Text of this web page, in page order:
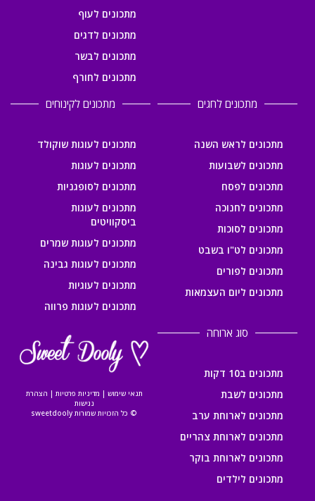
מתכונים לעוף
מתכונים לדגים
מתכונים לבשר
מתכונים לחורף
מתכונים לחגים
מתכונים לראש השנה
מתכונים לשבועות
מתכונים לפסח
מתכונים לחנוכה
מתכונים לסוכות
מתכונים לט"ו בשבט
מתכונים לפורים
מתכונים ליום העצמאות
מתכונים לקינוחים
מתכונים לעוגות שוקולד
מתכונים לעוגות
מתכונים לסופגניות
מתכונים לעוגות
ביסקוויטים
מתכונים לעוגות שמרים
מתכונים לעוגות גבינה
מתכונים לעוגיות
מתכונים לעוגות פרווה
סוג ארוחה
מתכונים ב10 דקות
מתכונים לשבת
מתכונים לארוחת ערב
מתכונים לארוחת צהריים
מתכונים לארוחת בוקר
מתכונים לילדים
תנאי שימוש | מדיניות פרטיות | הצהרת
נגישות
© כל הזכויות שמורות sweetdooly